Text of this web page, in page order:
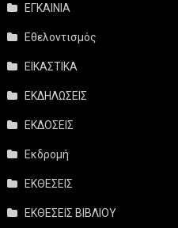
ΕΓΚΑΙΝΙΑ
Εθελοντισμός
ΕΙΚΑΣΤΙΚΑ
ΕΚΔΗΛΩΣΕΙΣ
ΕΚΔΟΣΕΙΣ
Εκδρομή
ΕΚΘΕΣΕΙΣ
ΕΚΘΕΣΕΙΣ ΒΙΒΛΙΟΥ